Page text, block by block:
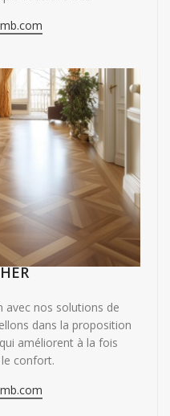
avec nos solutions de
dans la proposition
améliorent à la fois
confort.